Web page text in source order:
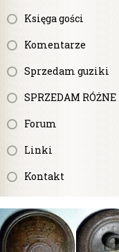
Księga gości
Komentarze
Sprzedam guziki
SPRZEDAM RÓŻNE
Forum
Linki
Kontakt